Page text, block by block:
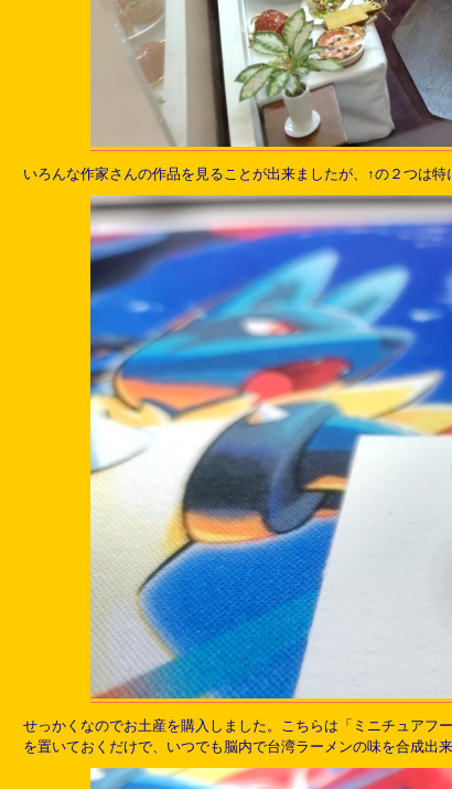
いろんな作家さんの作品を見ることが出来ましたが、↑の２つは
せっかくなのでお土産を購入しました。こちらは「ミニチュア
を置いておくだけで、いつでも脳内で台湾ラーメンの味を合成出来